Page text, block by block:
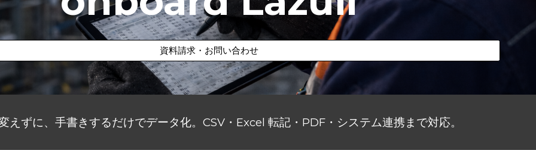
資料請求・お問い合わせ
えずに、手書きするだけでデータ化。CSV・Excel 転記・PDF・システム連携まで対応。